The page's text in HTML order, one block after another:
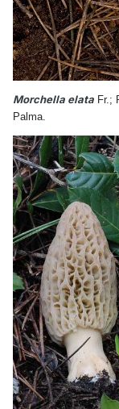
Morchella elata Fr.;
Palma.